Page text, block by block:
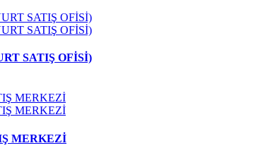
SATIŞ OFİSİ)
MERKEZİ